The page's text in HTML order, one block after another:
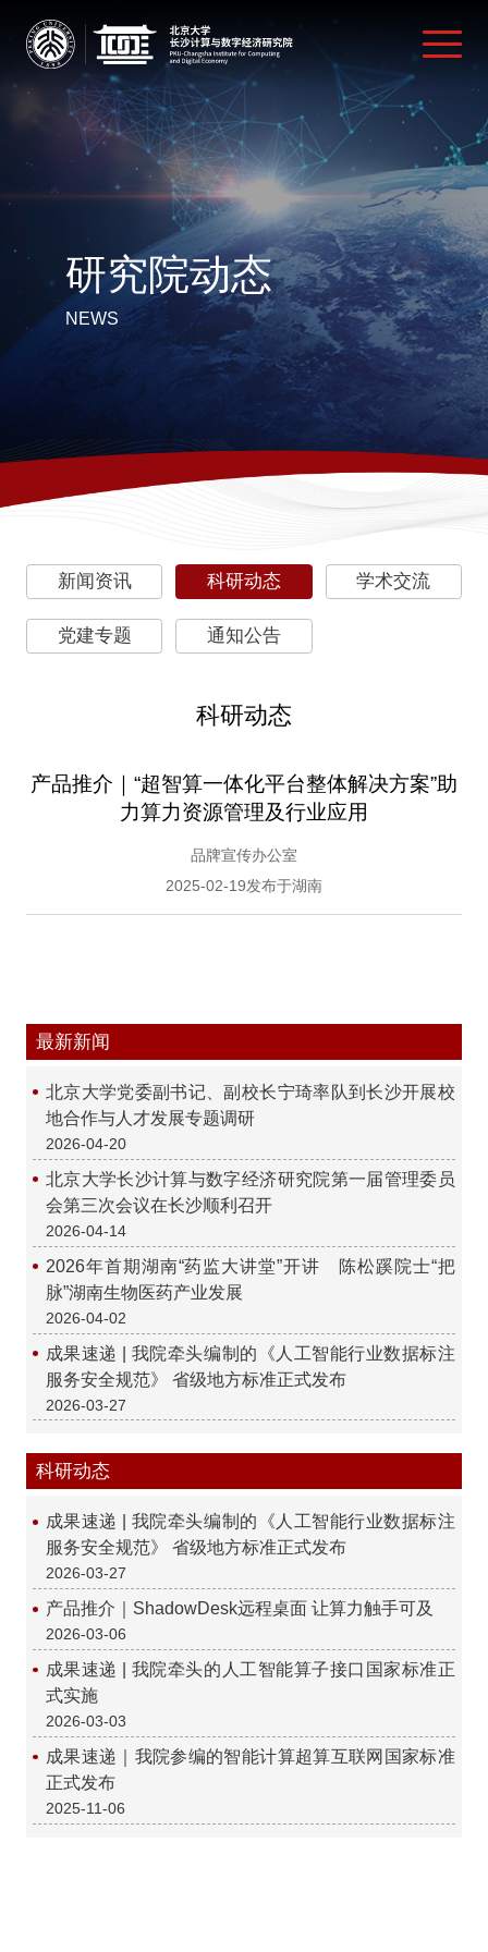
研究院动态
NEWS
科研动态
新闻资讯 科研动态 学术交流
党建专题 通知公告
产品推介｜“超智算一体化平台整体解决方案”助
力算力资源管理及行业应用
品牌宣传办公室
2025-02-19发布于湖南
最新新闻
北京大学党委副书记、副校长宁琦率队到长沙开展校
地合作与人才发展专题调研
2026-04-20
北京大学长沙计算与数字经济研究院第一届管理委员
会第三次会议在长沙顺利召开
2026-04-14
2026年首期湖南“药监大讲堂”开讲 陈松蹊院士“把
脉”湖南生物医药产业发展
2026-04-02
成果速递 | 我院牵头编制的《人工智能行业数据标注
服务安全规范》 省级地方标准正式发布
2026-03-27
科研动态
成果速递 | 我院牵头编制的《人工智能行业数据标注
服务安全规范》 省级地方标准正式发布
2026-03-27
产品推介｜ShadowDesk远程桌面 让算力触手可及
2026-03-06
成果速递 | 我院牵头的人工智能算子接口国家标准正
式实施
2026-03-03
成果速递｜我院参编的智能计算超算互联网国家标准
正式发布
2025-11-06